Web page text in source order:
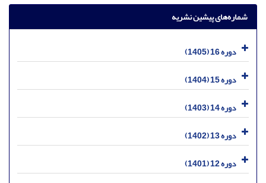
شماره‌های پیشین نشریه
دوره 16 (1405)
دوره 15 (1404)
دوره 14 (1403)
دوره 13 (1402)
دوره 12 (1401)